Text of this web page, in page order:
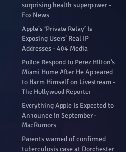
surprising health superpower -
Fox News
Apple's ‘Private Relay’ Is
Exposing Users’ Real IP
Addresses - 404 Media
Police Respond to Perez Hilton’s
Miami Home After He Appeared
to Harm Himself on Livestream -
The Hollywood Reporter
Everything Apple Is Expected to
Announce in September -
MacRumors
Parents warned of confirmed
tuberculosis case at Dorchester